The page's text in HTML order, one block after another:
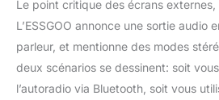
utilisez
AUX ou
offrent
net.
Le point critique des écrans externes,
L’ESSGOO annonce une sortie audio
parleur, et mentionne des modes
deux scénarios se dessinent: soit
l’autoradio via Bluetooth, soit vous